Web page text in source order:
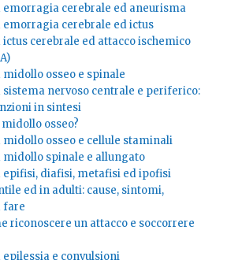
cerebrale ed aneurisma
cerebrale ed ictus
cerebrale ed attacco ischemico
osseo e spinale
nervoso centrale e periferico:
in sintesi
osseo?
osseo e cellule staminali
spinale e allungato
diafisi, metafisi ed ipofisi
ed in adulti: cause, sintomi,
fare
riconoscere un attacco e soccorrere
e convulsioni